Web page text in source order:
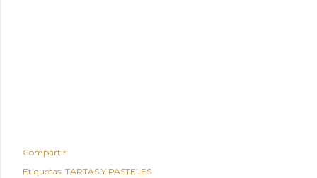
Compartir
Etiquetas: TARTAS Y PASTELES